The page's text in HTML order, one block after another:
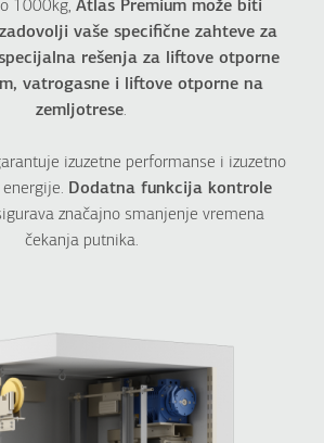
LIFTOVI ZA HOTELE
Dumbwaiter
Atlas Gigas R
Atlas Premium
BOLNIČKI LIFTOVI
1000kg, Atlas Premium može biti
vaše specifične zahteve za
rešenja za liftove otporne
vatrogasne i liftove otporne na
zemljotrese.
izuzetne performanse i izuzetno
Dodatna funkcija kontrole
značajno smanjenje vremena
čekanja putnika.